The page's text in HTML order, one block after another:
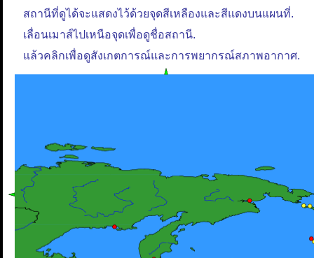
สถานีที่ดูได้จะแสดงไว้ด้วยจุดสีเหลืองและสีแดงบนแผนที่.
เลื่อนเมาส์ไปเหนือจุดเพื่อดูชื่อสถานี.
แล้วคลิกเพื่อดูสังเกตการณ์และการพยากรณ์สภาพอากาศ.